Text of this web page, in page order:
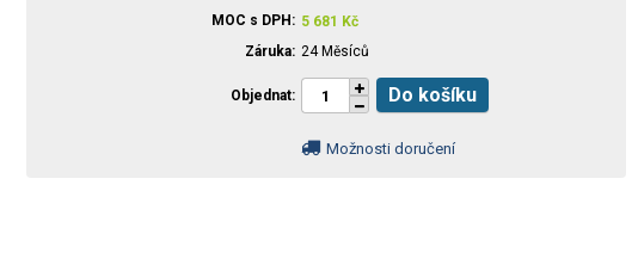
MOC s DPH
5 681 Kč
Záruka 24 Měsíců
Objednat Do košíku
Možnosti doručení